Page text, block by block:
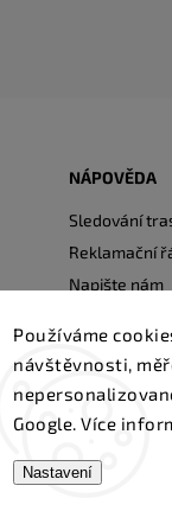
Používáme
návštěvnosti,
Google. Více
Nastavení
NÁPOVĚDA
Sledování
Reklamační
Napište nám